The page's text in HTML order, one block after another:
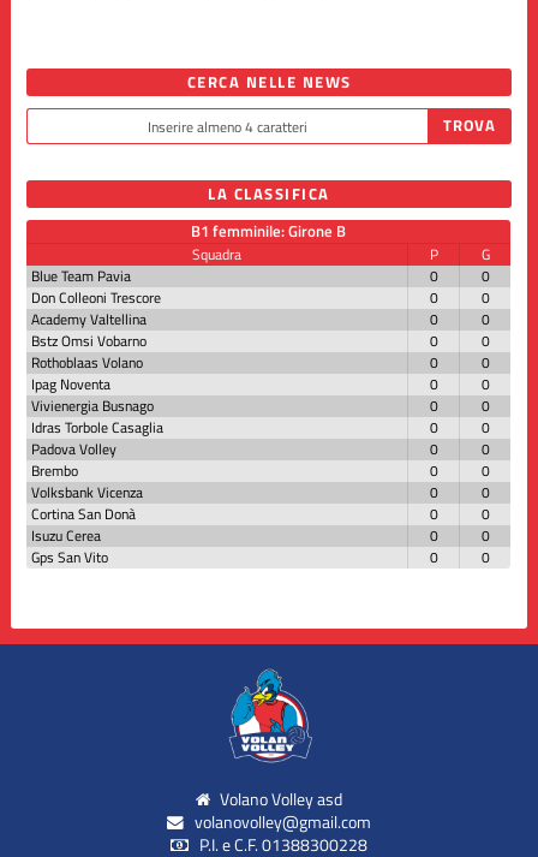
CERCA NELLE NEWS
LA CLASSIFICA
B1 femminile: Girone B
Squadra P
G
Blue Team Pavia
0
0
Don Colleoni Trescore
0
0
Academy Valtellina
0
0
Bstz Omsi Vobarno
0
0
Rothoblaas Volano
0
0
Ipag Noventa
0
0
Vivienergia Busnago
0
0
Idras Torbole Casaglia
0
0
Padova Volley
0
0
Brembo
0
0
Volksbank Vicenza
0
0
Cortina San Donà
0
0
Isuzu Cerea
0
0
Gps San Vito
0 0
Volano Volley asd
volanovolley@gmail.com
P.I. e C.F. 01388300228